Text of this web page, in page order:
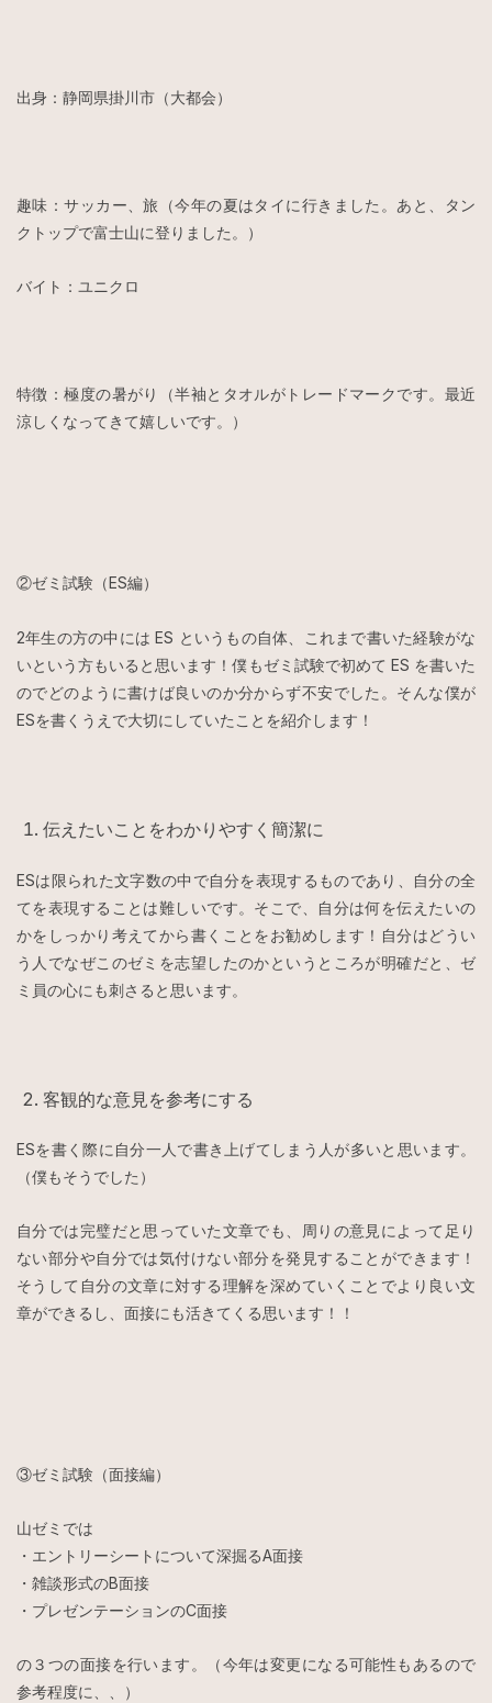
出身：静岡県掛川市（大都会）
趣味：サッカー、旅（今年の夏はタイに行きました。あと、タン
クトップで富士山に登りました。）
バイト：ユニクロ
特徴：極度の暑がり（半袖とタオルがトレードマークです。最近
涼しくなってきて嬉しいです。）
②ゼミ試験（ES編）
2年生の方の中には ES というもの自体、これまで書いた経験がな
いという方もいると思います！僕もゼミ試験で初めて ES を書いた
のでどのように書けば良いのか分からず不安でした。そんな僕が
ESを書くうえで大切にしていたことを紹介します！
伝えたいことをわかりやすく簡潔に
ESは限られた文字数の中で自分を表現するものであり、自分の全
てを表現することは難しいです。そこで、自分は何を伝えたいの
かをしっかり考えてから書くことをお勧めします！自分はどうい
う人でなぜこのゼミを志望したのかというところが明確だと、ゼ
ミ員の心にも刺さると思います。
客観的な意見を参考にする
ESを書く際に自分一人で書き上げてしまう人が多いと思います。
（僕もそうでした）
自分では完璧だと思っていた文章でも、周りの意見によって足り
ない部分や自分では気付けない部分を発見することができます！
そうして自分の文章に対する理解を深めていくことでより良い文
章ができるし、面接にも活きてくる思います！！
③ゼミ試験（面接編）
山ゼミでは
・エントリーシートについて深掘るA面接
・雑談形式のB面接
・プレゼンテーションのC面接
の３つの面接を行います。（今年は変更になる可能性もあるので
参考程度に、、）